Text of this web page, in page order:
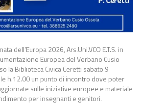
dell’Europa 2026, Ars.Uni.VCO E.T.S. in
Europea del Verbano Cusio
la Biblioteca Civica Ceretti sabato 9
h.12.00 un punto di incontro dove poter
sulle iniziative europee e materiale
per insegnanti e genitori.